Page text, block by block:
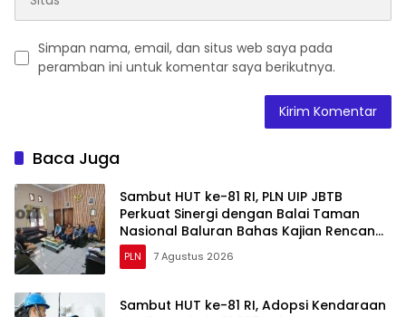
Simpan nama, email, dan situs web saya pada
peramban ini untuk komentar saya berikutnya.
Baca Juga
Sambut HUT ke-81 RI, PLN UIP JBTB
Perkuat Sinergi dengan Balai Taman
Nasional Baluran Bahas Kajian Rencana
Proyek SUTET 500 kV Paiton–
Watudodol/Kalipuro
PLN 7 Agustus 2026
Sambut HUT ke-81 RI, Adopsi Kendaraan